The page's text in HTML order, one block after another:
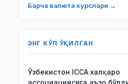
Барча валюта курслари →
ЭНГ КЎП ЎҚИЛГАН
Ўзбекистон ICCA халқаро
ассоциациясига аъзо